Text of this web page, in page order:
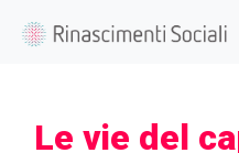
Le vie del